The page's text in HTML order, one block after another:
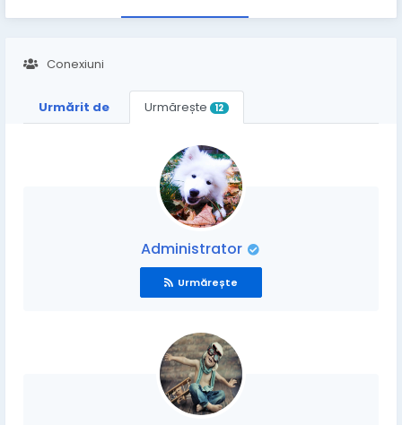
Conexiuni
Urmărit de Urmărește 12
Administrator
Urmărește